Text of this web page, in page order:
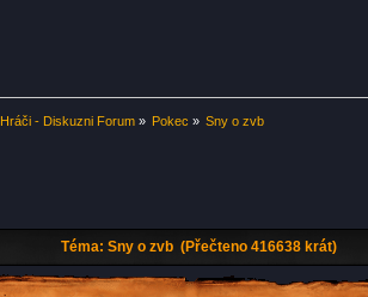
Hráči - Diskuzni Forum» Pokec » Sny o zvb
Téma: Sny o zvb (Přečteno 416638 krát)